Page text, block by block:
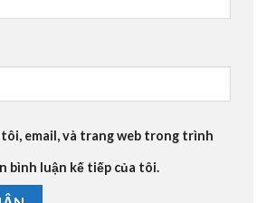
email, và trang web trong trình
bình luận kế tiếp của tôi.